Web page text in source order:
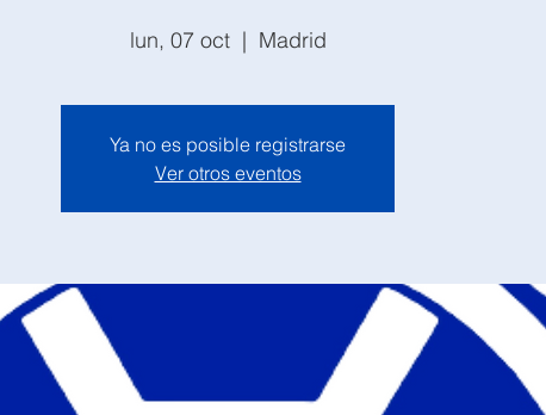
lun, 07 oct
  |
Madrid
Ya no es posible registrarse
Ver otros eventos